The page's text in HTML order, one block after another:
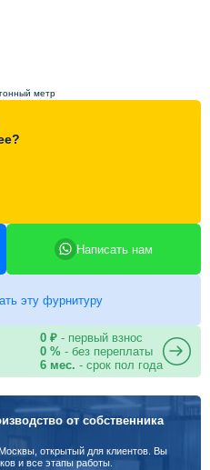
метр
Написать нам
эту фурнитуру
0 ₽- первый взнос
0 %- без переплаты
6 мес. - срок пол года
от собственника
открытый для клиентов. Вы
и все этапы работы.